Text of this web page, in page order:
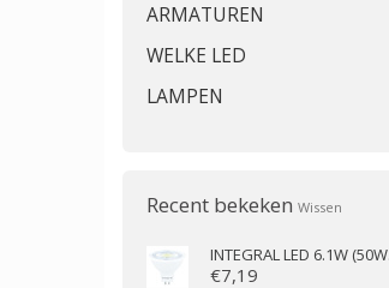
ARMATUREN
WELKE LED
LAMPEN
Recent bekeken Wissen
INTEGRALLED 6.1W (50W) 2700K 690lm GU5.3 dimbaar
€7,19